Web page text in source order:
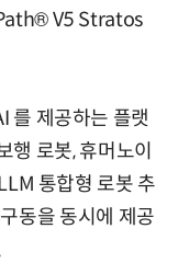
V5 Stratos
를 제공하는 플랫
행 로봇, 휴머노이
통합형 로봇 추
동을 동시에 제공